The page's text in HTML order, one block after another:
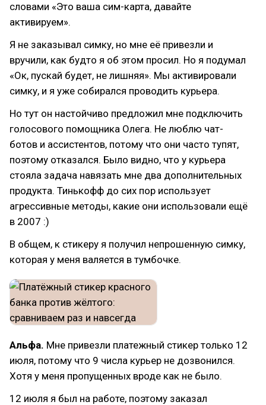
словами «Это ваша сим-карта, давайте
активируем».
Я не заказывал симку, но мне её привезли и
вручили, как будто я об этом просил. Но я подумал
«Ок, пускай будет, не лишняя». Мы активировали
симку, и я уже собирался проводить курьера.
Но тут он настойчиво предложил мне подключить
голосового помощника Олега. Не люблю чат-
ботов и ассистентов, потому что они часто тупят,
поэтому отказался. Было видно, что у курьера
стояла задача навязать мне два дополнительных
продукта. Тинькофф до сих пор использует
агрессивные методы, какие они использовали ещё
в 2007 :)
В общем, к стикеру я получил непрошенную симку,
которая у меня валяется в тумбочке.
Альфа. Мне привезли платежный стикер только 12
июля, потому что 9 числа курьер не дозвонился.
Хотя у меня пропущенных вроде как не было.
12 июля я был на работе, поэтому заказал